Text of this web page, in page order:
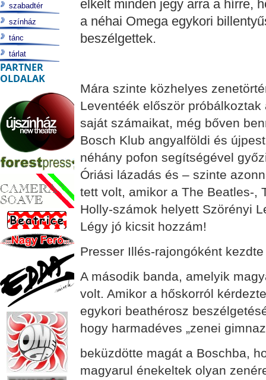
elkelt minden jegy arra a hírre,
a néhai Omega egykori
beszélgettek.
Mára szinte közhelyes
Leventéék először
saját számaikat, még bőven
Bosch Klub angyalföldi és
néhány pofon segítségével
Óriási lázadás és – szinte
tett volt, amikor a The Beatles-,
Holly-számok helyett Szörényi
Légy jó kicsit hozzám!
Presser Illés-rajongóként kezdte
A második banda, amelyik
volt. Amikor a hőskorról
egykori beathérosz
hogy harmadéves „zenei
beküzdötte magát a Boschba,
magyarul énekeltek olyan
szabadtér
színház
tánc
tárlat
PARTNER
OLDALAK